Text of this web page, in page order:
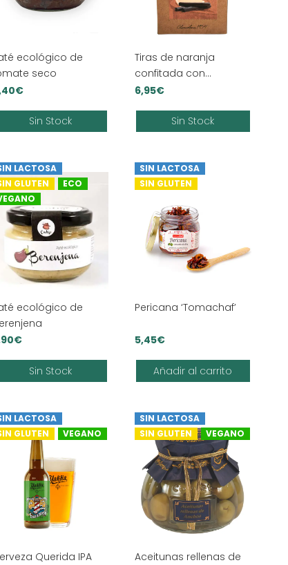
ecológico de
seco
€
Sin Stock
Tiras de naranja
confitada con
chocolate negro
6,95€
Sin Stock
LACTOSA
GLUTEN
ECO
ecológico de
€
Sin Stock
SIN LACTOSA
SIN GLUTEN
Pericana ‘Tomachaf’
5,45€
Añadir al carrito
LACTOSA
GLUTEN
VEGANO
Querida IPA
SIN LACTOSA
SIN GLUTEN
VEGANO
Aceitunas rellenas de